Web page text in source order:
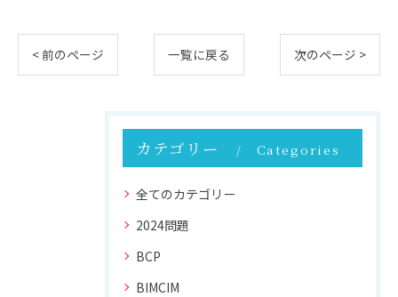
< 前のページ 一覧に戻る 次のページ >
カテゴリー Categories
全てのカテゴリー
2024問題
BCP
BIMCIM